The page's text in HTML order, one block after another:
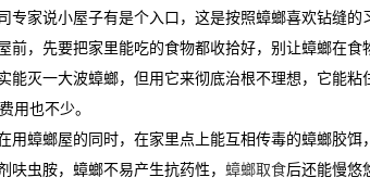
专家说小屋子有是个入口，这是按照蟑螂喜欢钻缝的
前，先要把家里能吃的食物都收拾好，别让蟑螂在食
能灭一大波蟑螂，但用它来彻底治根不理想，它能
用也不少。
用蟑螂屋的同时，在家里点上能互相传毒的蟑螂胶饵
呋虫胺，蟑螂不易产生抗药性， 蟑螂取食后还能慢悠